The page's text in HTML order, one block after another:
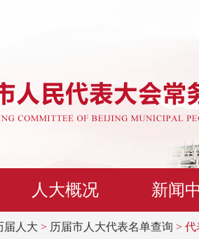
人大概况 新闻
届人大 > 历届市人大代表名单查询 > 代